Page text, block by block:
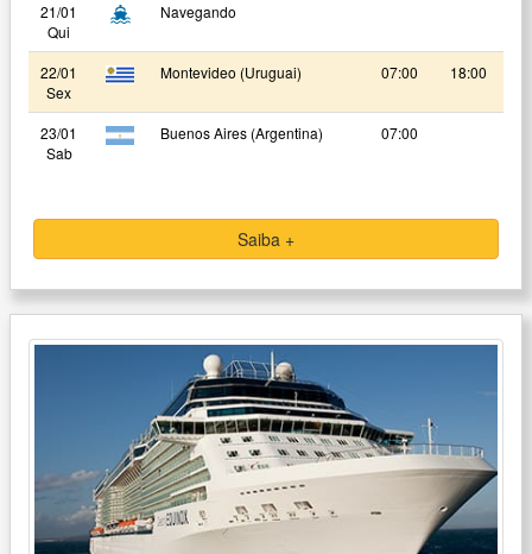
21/01
Qui
Navegando
22/01
Sex
Montevideo (Uruguai) 07:00 18:00
23/01
Sab
Buenos Aires (Argentina) 07:00
Saiba +